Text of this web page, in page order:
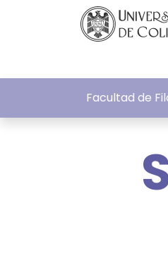
Facultad de